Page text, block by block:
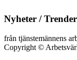
Nyheter /
från tjänstemännens
Copyright ©